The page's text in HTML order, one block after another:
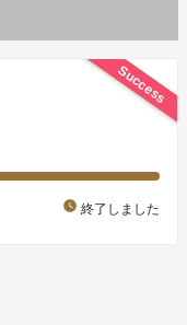
Success
watch_later 終了しました